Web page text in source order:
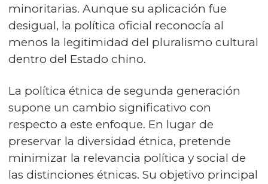
minoritarias. Aunque su aplicación fue
desigual, la política oficial reconocía al
menos la legitimidad del pluralismo cultural
dentro del Estado chino.
La política étnica de segunda generación
supone un cambio significativo con
respecto a este enfoque. En lugar de
preservar la diversidad étnica, pretende
minimizar la relevancia política y social de
las distinciones étnicas. Su objetivo principal